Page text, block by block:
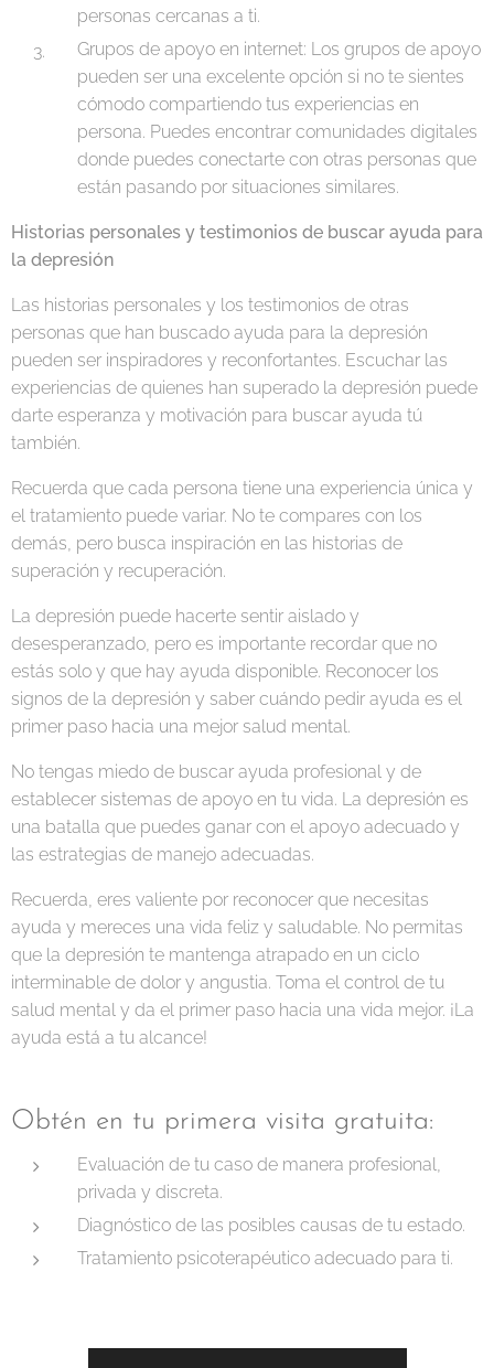
personas cercanas a ti.
Grupos de apoyo en internet: Los grupos de apoyo
pueden ser una excelente opción si no te sientes
cómodo compartiendo tus experiencias en
persona. Puedes encontrar comunidades digitales
donde puedes conectarte con otras personas que
están pasando por situaciones similares.
Historias personales y testimonios de buscar ayuda para
la depresión
Las historias personales y los testimonios de otras
personas que han buscado ayuda para la depresión
pueden ser inspiradores y reconfortantes. Escuchar las
experiencias de quienes han superado la depresión puede
darte esperanza y motivación para buscar ayuda tú
también.
Recuerda que cada persona tiene una experiencia única y
el tratamiento puede variar. No te compares con los
demás, pero busca inspiración en las historias de
superación y recuperación.
La depresión puede hacerte sentir aislado y
desesperanzado, pero es importante recordar que no
estás solo y que hay ayuda disponible. Reconocer los
signos de la depresión y saber cuándo pedir ayuda es el
primer paso hacia una mejor salud mental.
No tengas miedo de buscar ayuda profesional y de
establecer sistemas de apoyo en tu vida. La depresión es
una batalla que puedes ganar con el apoyo adecuado y
las estrategias de manejo adecuadas.
Recuerda, eres valiente por reconocer que necesitas
ayuda y mereces una vida feliz y saludable. No permitas
que la depresión te mantenga atrapado en un ciclo
interminable de dolor y angustia. Toma el control de tu
salud mental y da el primer paso hacia una vida mejor. ¡La
ayuda está a tu alcance!
Obtén en tu primera visita gratuita:
Evaluación de tu caso de manera profesional,
privada y discreta.
Diagnóstico de las posibles causas de tu estado.
Tratamiento psicoterapéutico adecuado para ti.